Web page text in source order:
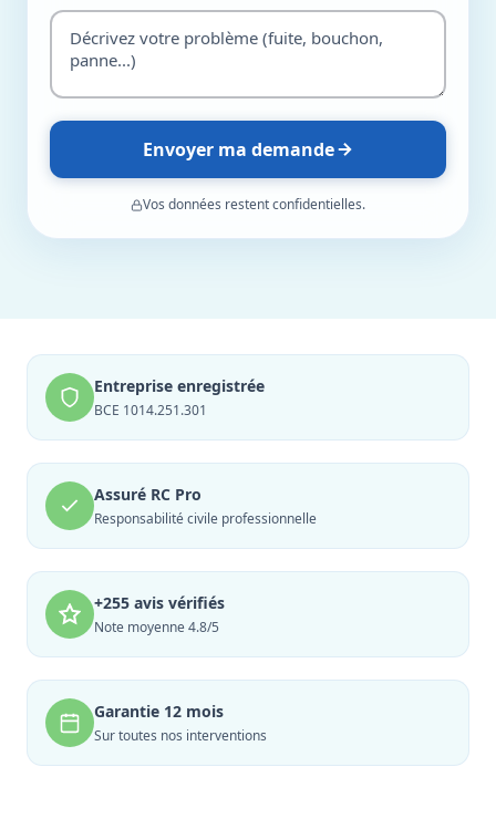
Envoyer ma demande
Vos données restent confidentielles.
Entreprise enregistrée
BCE 1014.251.301
Assuré RC Pro
Responsabilité civile professionnelle
+255 avis vérifiés
Note moyenne 4.8/5
Garantie 12 mois
Sur toutes nos interventions